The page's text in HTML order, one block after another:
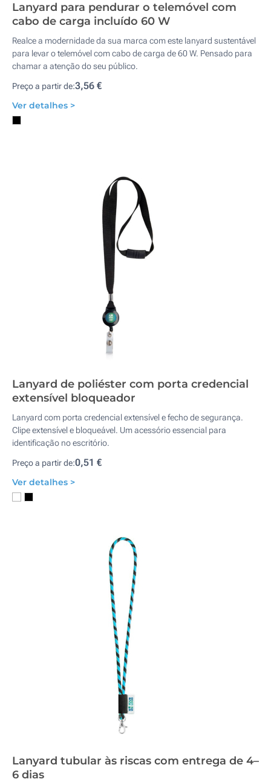
Lanyard para pendurar o telemóvel com
cabo de carga incluído 60 W
Realce a modernidade da sua marca com este lanyard sustentável
para levar o telemóvel com cabo de carga de 60 W. Pensado para
chamar a atenção do seu público.
Preço a partir de:3,56 €
Ver detalhes >
Lanyard de poliéster com porta credencial
extensível bloqueador
Lanyard com porta credencial extensível e fecho de segurança.
Clipe extensível e bloqueável. Um acessório essencial para
identificação no escritório.
Preço a partir de:0,51 €
Ver detalhes >
Lanyard tubular às riscas com entrega de 4–
6 dias